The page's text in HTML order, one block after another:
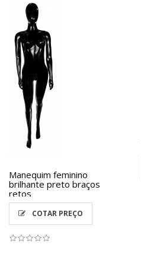
Manequim feminino
brilhante preto braços
retos
COTAR PREÇO